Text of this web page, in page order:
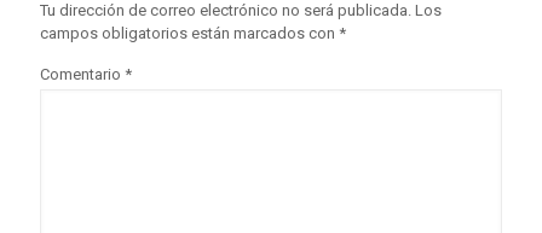
Tu dirección de correo electrónico no será publicada. Los
campos obligatorios están marcados con *
Comentario *